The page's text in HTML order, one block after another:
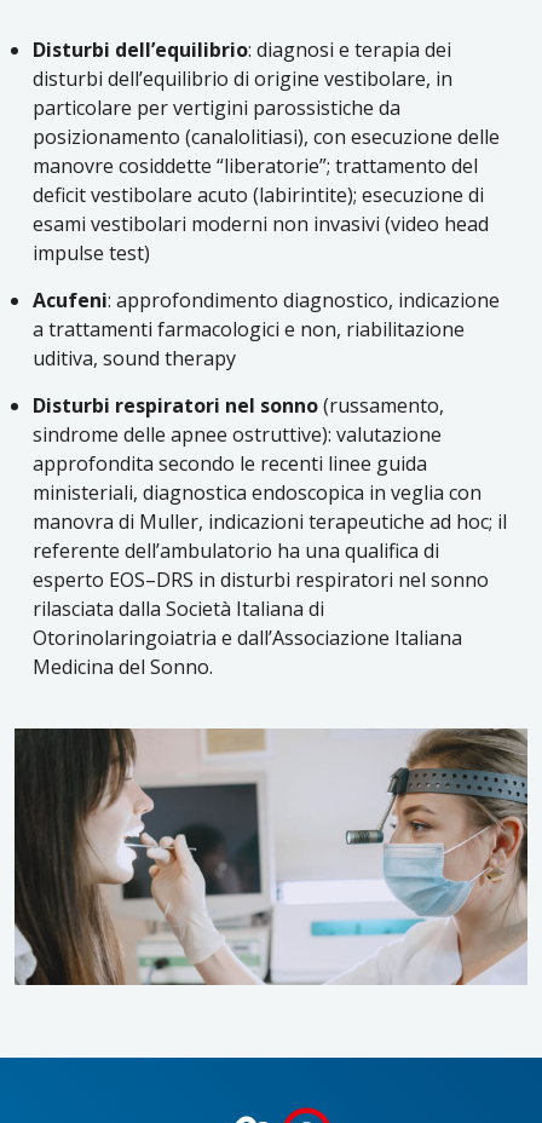
Disturbi dell’equilibrio: diagnosi e terapia dei
disturbi dell’equilibrio di origine vestibolare, in
particolare per vertigini parossistiche da
posizionamento (canalolitiasi), con esecuzione delle
manovre cosiddette “liberatorie”; trattamento del
deficit vestibolare acuto (labirintite); esecuzione di
esami vestibolari moderni non invasivi (video head
impulse test)
Acufeni: approfondimento diagnostico, indicazione
a trattamenti farmacologici e non, riabilitazione
uditiva, sound therapy
Disturbi respiratori nel sonno(russamento,
sindrome delle apnee ostruttive): valutazione
approfondita secondo le recenti linee guida
ministeriali, diagnostica endoscopica in veglia con
manovra di Muller, indicazioni terapeutiche ad hoc; il
referente dell’ambulatorio ha una qualifica di
esperto EOS–DRS in disturbi respiratori nel sonno
rilasciata dalla Società Italiana di
Otorinolaringoiatria e dall’Associazione Italiana
Medicina del Sonno.